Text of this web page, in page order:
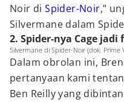
Noir diSpider-Noir,”
Silvermane dalam
2. Spider-nya Cage jadi
Silvermane di Spider-Noir (dok. Prime
Dalam obrolan ini,
pertanyaan kami
Ben Reilly yang